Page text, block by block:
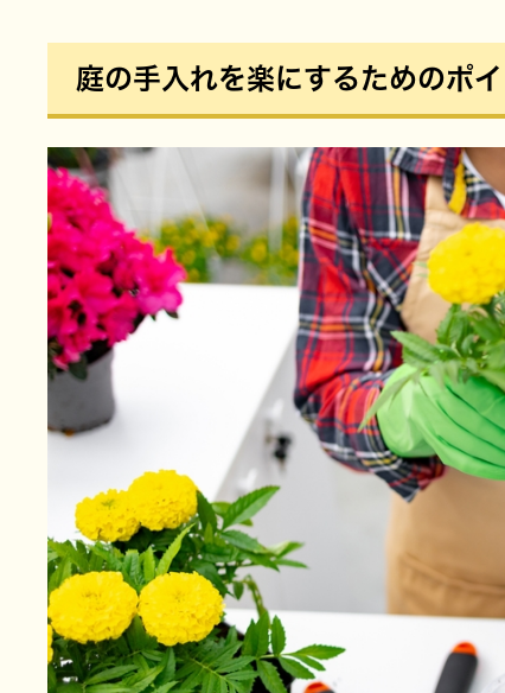
庭の手入れを楽にするためのポ